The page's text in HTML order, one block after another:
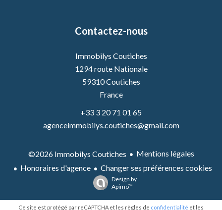
Contactez-nous
Immobilys Coutiches
1294 route Nationale
59310Coutiches
France
+33 3 20 71 01 65
agenceimmobilys.coutiches@gmail.com
©2026 Immobilys Coutiches
Mentions légales
Honoraires d'agence
Changer ses préférences cookies
Design by
Apimo™
Ce site est protégé par reCAPTCHA et les règles de confidentialité et les